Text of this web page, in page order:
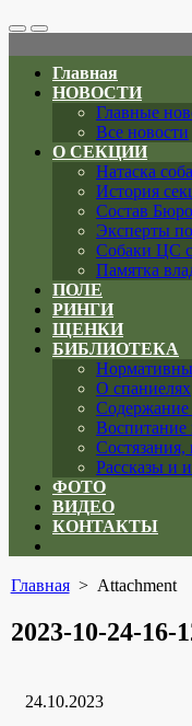
Search
Toggle
Меню
Главная
НОВОСТИ
Главные
Все новости
О СЕКЦИИ
Натаска
История
Состав
Эксперты
Собаки ЦС
Памятка
ПОЛЕ
РИНГИ
ЩЕНКИ
БИБЛИОТЕКА
О спаниелях
Содержание
Воспитание
Рассказы и
ФОТО
ВИДЕО
КОНТАКТЫ
menu
Главная> Attachment
2023-10-24-16-
Дата
24.10.2023